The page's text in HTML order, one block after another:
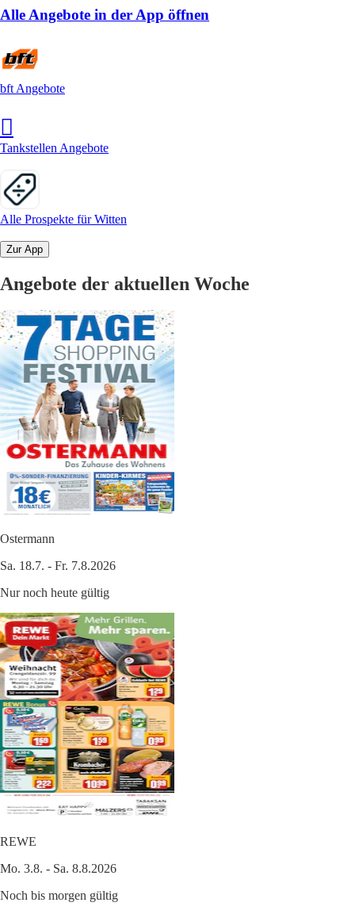
Alle Angebote in der App öffnen
bft Angebote
Tankstellen Angebote
Alle Prospekte für Witten
Zur App
Angebote der aktuellen Woche
Ostermann
Sa. 18.7. - Fr. 7.8.2026
Nur noch heute gültig
REWE
Mo. 3.8. - Sa. 8.8.2026
Noch bis morgen gültig